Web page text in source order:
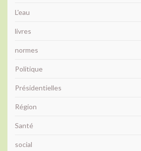
L'eau
livres
normes
Politique
Présidentielles
Région
Santé
social